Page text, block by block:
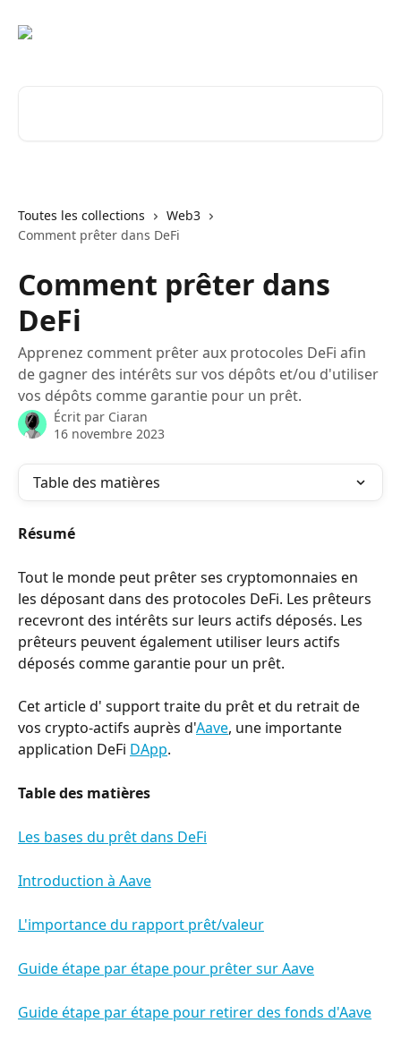
Toutes les collections
Web3
Comment prêter dans DeFi
Comment prêter dans
DeFi
Apprenez comment prêter aux protocoles DeFi afin
de gagner des intérêts sur vos dépôts et/ou d'utiliser
vos dépôts comme garantie pour un prêt.
Écrit par Ciaran
16 novembre 2023
Table des matières
Résumé
Tout le monde peut prêter ses cryptomonnaies en
les déposant dans des protocoles DeFi. Les prêteurs
recevront des intérêts sur leurs actifs déposés. Les
prêteurs peuvent également utiliser leurs actifs
déposés comme garantie pour un prêt.
Cet article d' support traite du prêt et du retrait de
vos crypto-actifs auprès d'Aave, une importante
application DeFi DApp.
Table des matières
Les bases du prêt dans DeFi
Introduction à Aave
L'importance du rapport prêt/valeur
Guide étape par étape pour prêter sur Aave
Guide étape par étape pour retirer des fonds d'Aave